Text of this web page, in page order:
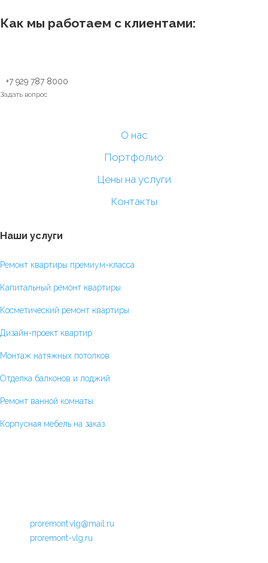
Как мы работаем с клиентами:
+7 929 787 8000
Задать вопрос
О нас
Портфолио
Цены на услуги
Контакты
Наши услуги
Ремонт квартиры премиум-класса
Капитальный ремонт квартиры
Косметический ремонт квартиры
Дизайн-проект квартир
Монтаж натяжных потолков
Отделка балконов и лоджий
Ремонт ванной комнаты
Корпусная мебель на заказ
proremont.vlg@mail.ru
proremont-vlg.ru